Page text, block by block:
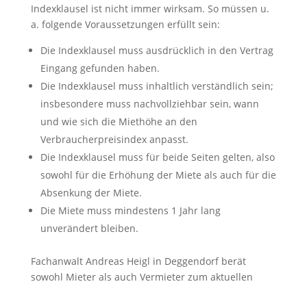
Indexklausel ist nicht immer wirksam. So müssen u.
a. folgende Voraussetzungen erfüllt sein:
Die Indexklausel muss ausdrücklich in den Vertrag
Eingang gefunden haben.
Die Indexklausel muss inhaltlich verständlich sein;
insbesondere muss nachvollziehbar sein, wann
und wie sich die Miethöhe an den
Verbraucherpreisindex anpasst.
Die Indexklausel muss für beide Seiten gelten, also
sowohl für die Erhöhung der Miete als auch für die
Absenkung der Miete.
Die Miete muss mindestens 1 Jahr lang
unverändert bleiben.
Fachanwalt Andreas Heigl in Deggendorf berät
sowohl Mieter als auch Vermieter zum aktuellen